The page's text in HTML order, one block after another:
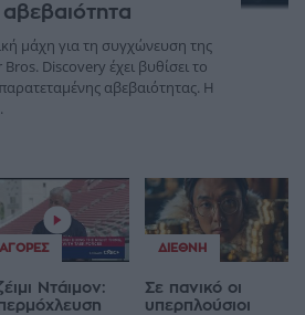
μάχη για τη συγχώνευση της
Discovery έχει βυθίσει το
αβεβαιότητας. Η
ΑΓΟΡΈΣ
Ντάιμον:
ΔΙΕΘΝΉ
Σε πανικό οι
υπερπλούσιοι